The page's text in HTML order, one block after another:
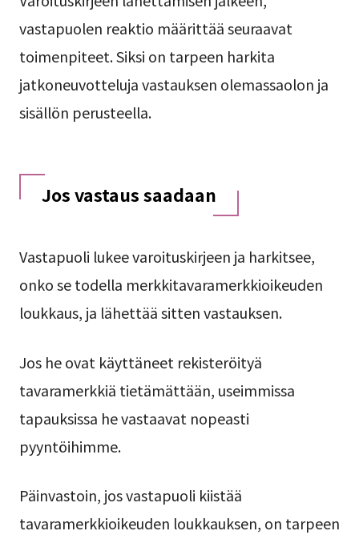
vastapuolen reaktio määrittää seuraavat
toimenpiteet. Siksi on tarpeen harkita
jatkoneuvotteluja vastauksen olemassaolon ja
sisällön perusteella.
Jos vastaus saadaan
Vastapuoli lukee varoituskirjeen ja harkitsee,
onko se todella merkkitavaramerkkioikeuden
loukkaus, ja lähettää sitten vastauksen.
Jos he ovat käyttäneet rekisteröityä
tavaramerkkiä tietämättään, useimmissa
tapauksissa he vastaavat nopeasti
pyyntöihimme.
Päinvastoin, jos vastapuoli kiistää
tavaramerkkioikeuden loukkauksen, on tarpeen